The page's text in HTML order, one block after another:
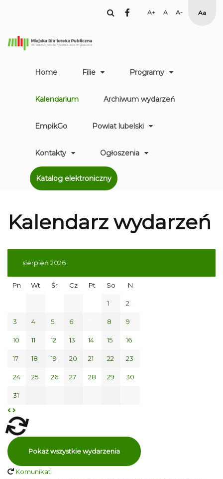
facebook
Set Set
Smaller
High
Home Filie Programy
Kalendarium Archiwum wydarzeń
EmpikGo Powiat lubelski
Kontakty Ogłoszenia
Katalog elektroniczny
Kalendarz wydarzeń
sierpień 2026
Pn Wt Śr Cz Pt So N
1 2
3 4 5 6 8 9
10 11 12 13 14 15 16
17 18 19 20 21 22 23
24 25 26 27 28 29 30
31
Pokaż wszystkie wydarzenia
Komunikat